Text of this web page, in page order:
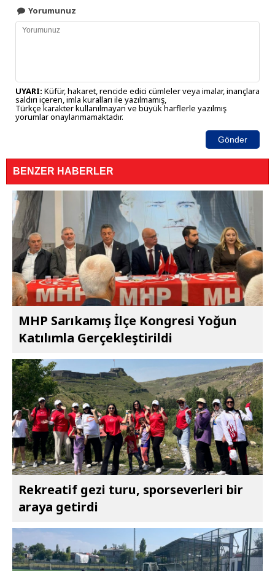
Yorumunuz
UYARI: Küfür, hakaret, rencide edici cümleler veya imalar, inançlara
saldırı içeren, imla kuralları ile yazılmamış,
Türkçe karakter kullanılmayan ve büyük harflerle yazılmış
yorumlar onaylanmamaktadır.
Gönder
BENZER HABERLER
MHP Sarıkamış İlçe Kongresi Yoğun
Katılımla Gerçekleştirildi
Rekreatif gezi turu, sporseverleri bir
araya getirdi